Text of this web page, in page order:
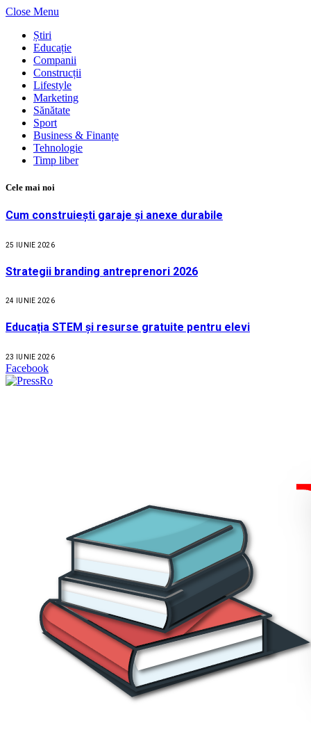
Close Menu
Știri
Educație
Companii
Construcții
Lifestyle
Marketing
Sănătate
Sport
Business & Finanțe
Tehnologie
Timp liber
Cele mai noi
Cum construiești garaje și anexe durabile
25 IUNIE 2026
Strategii branding antreprenori 2026
24 IUNIE 2026
Educația STEM și resurse gratuite pentru elevi
23 IUNIE 2026
Facebook